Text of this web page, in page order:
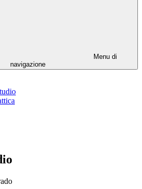
Menu di
navigazione